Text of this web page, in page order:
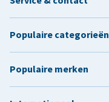
Populaire categorieën
Populaire merken